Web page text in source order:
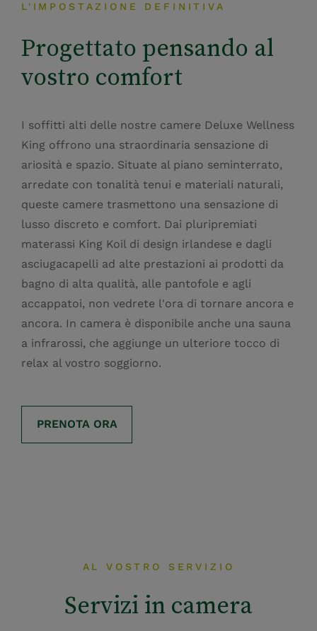
L'IMPOSTAZIONE DEFINITIVA
Progettato pensando al
vostro comfort
I soffitti alti delle nostre camere Deluxe Wellness
King offrono una straordinaria sensazione di
ariosità e spazio. Situate al piano seminterrato,
arredate con tonalità tenui e materiali naturali,
queste camere trasmettono una sensazione di
lusso discreto e comfort. Dai pluripremiati
materassi King Koil di design irlandese e dagli
asciugacapelli ad alte prestazioni ai prodotti da
bagno di alta qualità, alle pantofole e agli
accappatoi, non vedrete l'ora di tornare ancora e
ancora. In camera è disponibile anche una sauna
a infrarossi, che aggiunge un ulteriore tocco di
relax al vostro soggiorno.
PRENOTA ORA
AL VOSTRO SERVIZIO
Servizi in camera